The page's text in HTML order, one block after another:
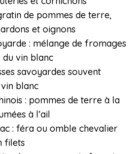
de pommes de terre,
et oignons
: mélange de fromages
du vin blanc
savoyardes souvent
blanc
: pommes de terre à la
à l’ail
: féra ou omble chevalier
filets